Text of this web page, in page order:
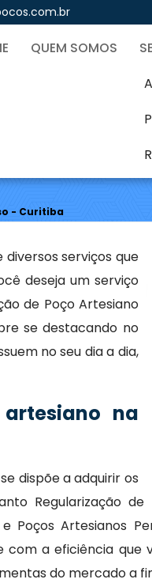
QUEM SOMOS
- Curitiba
serviços que
deseja um serviço
de Poço Artesiano
se destacando no
no seu dia a dia,
na
dispõe a adquirir os
Regularização de
Poços Artesianos
a eficiência
do mercado a